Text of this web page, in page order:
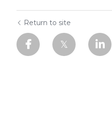
Return to site